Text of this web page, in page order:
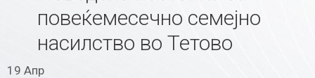
повеќемесечно семејно
насилство во Тетово
19 Апр